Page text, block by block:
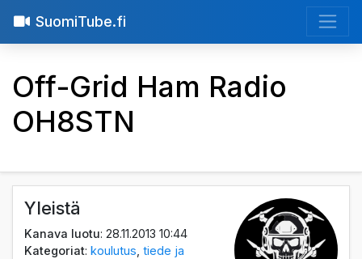
SuomiTube.fi
Off-Grid Ham Radio
OH8STN
Yleistä
Kanava luotu: 28.11.2013 10:44
Kategoriat:koulutus ,tiede ja